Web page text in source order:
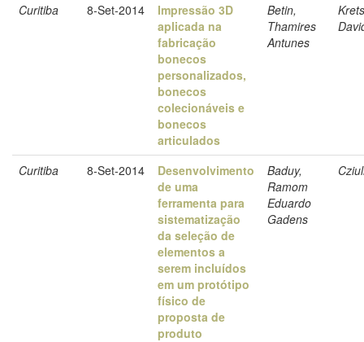
Curitiba 8-Set-2014
Impressão 3D
aplicada na
fabricação
bonecos
personalizados,
bonecos
colecionáveis e
bonecos
articulados
Betin,
Thamires
Antunes
Curitiba 8-Set-2014
Desenvolvimento
de uma
ferramenta para
sistematização
da seleção de
elementos a
serem incluídos
em um protótipo
físico de
proposta de
produto
Baduy,
Ramom
Eduardo
Gadens